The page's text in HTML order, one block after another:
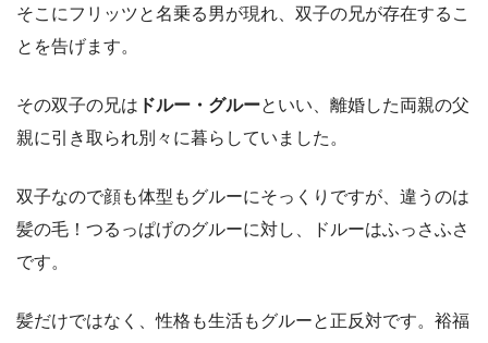
そこにフリッツと名乗る男が現れ、双子の兄が存在するこ
とを告げます。
その双子の兄は ドルー・グルーといい、離婚した両親の父
親に引き取られ別々に暮らしていました。
双子なので顔も体型もグルーにそっくりですが、違うのは
髪の毛！つるっぱげのグルーに対し、ドルーはふっさふさ
です。
髪だけではなく、性格も生活もグルーと正反対です。裕福